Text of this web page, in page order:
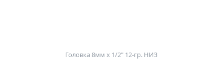
Головка 8мм х 1/2" 12-гр. НИЗ